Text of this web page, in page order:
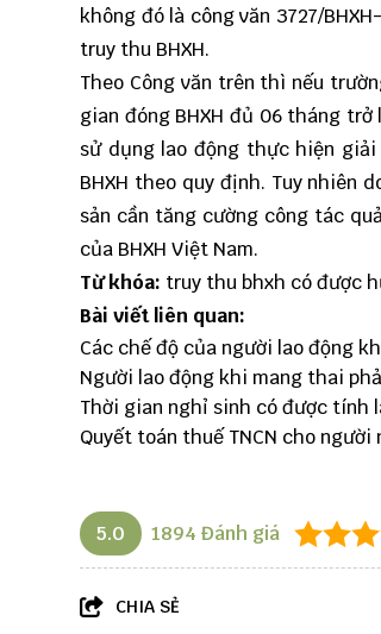
không đó là công văn 3727/
truy thu BHXH.
Theo Công văn trên thì nếu
gian đóng BHXH đủ 06 tháng
sử dụng lao động thực hiện
BHXH theo quy định. Tuy nhiên
sản cần tăng cường công tác
của BHXH Việt Nam.
Từ khóa: truy thu bhxh có được
Bài viết liên quan:
Các chế độ của người lao động
Người lao động khi mang thai
Thời gian nghỉ sinh có được tính
Quyết toán thuế TNCN cho
5.0 1894 Đánh giá
CHIA SẺ